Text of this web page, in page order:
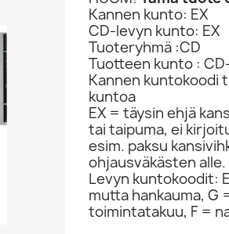
Mozar W.A. Vinyl LP Pieni Yösoitto Kansi...
LP SKU 579253
Classical LP
€3.98
CD SKU
Classical
€2.98
Kannen kunto: EX
CD-levyn kunto: EX
Tuoteryhmä :CD
Tuotteen kunto :
Kannen kuntokoodi
kuntoa
EX = täysin ehjä
tai taipuma, ei
esim. paksu
ohjausväkästen alle.
Levyn kuntokoodit:
mutta hankauma, G
toimintatakuu, F =